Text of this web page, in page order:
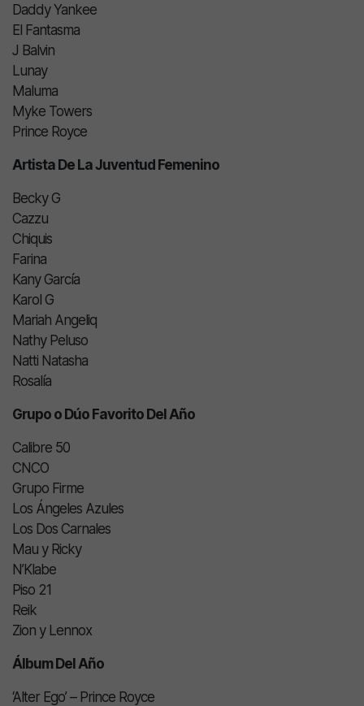
Daddy Yankee
El Fantasma
J Balvin
Lunay
Maluma
Myke Towers
Prince Royce
Artista De La Juventud Femenino
Becky G
Cazzu
Chiquis
Farina
Kany García
Karol G
Mariah Angeliq
Nathy Peluso
Natti Natasha
Rosalía
Grupo o Dúo Favorito Del Año
Calibre 50
CNCO
Grupo Firme
Los Ángeles Azules
Los Dos Carnales
Mau y Ricky
N’Klabe
Piso 21
Reik
Zion y Lennox
Álbum Del Año
‘Alter Ego’ – Prince Royce